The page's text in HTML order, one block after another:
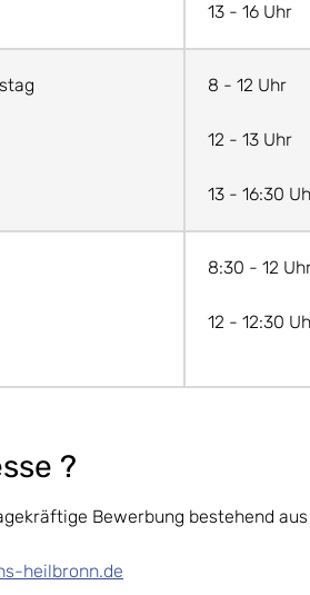
13 - 16 Uhr
8 - 12 Uhr
12 - 13 Uhr
13 - 16:30
8:30 - 12
12 - 12:30
?
Bewerbung bestehend
heilbronn.de